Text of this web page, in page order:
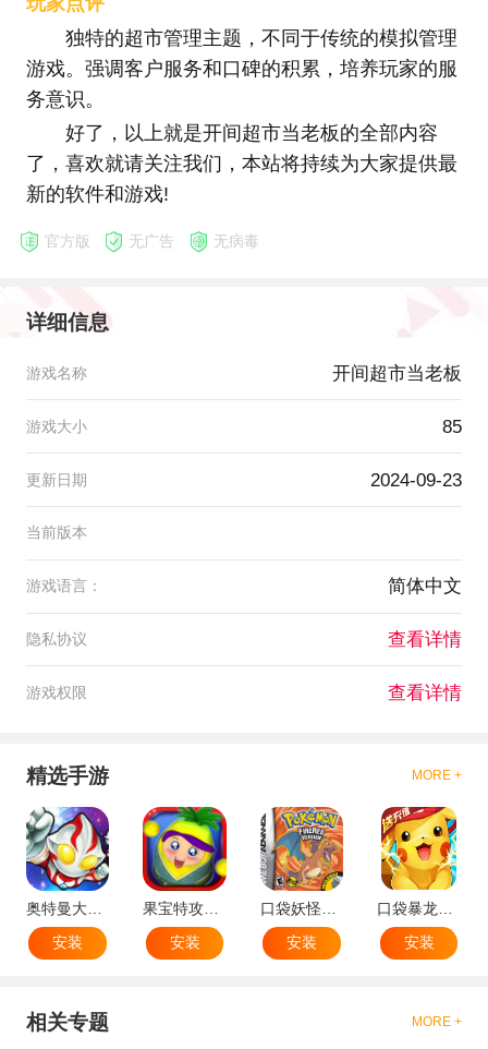
独特的超市管理主题，不同于传统的模拟管理
游戏。强调客户服务和口碑的积累，培养玩家的服
务意识。
好了，以上就是开间超市当老板的全部内容
了，喜欢就请关注我们，本站将持续为大家提供最
新的软件和游戏!
官方版 无广告 无病毒
详细信息
游戏名称 开间超市当老板
游戏大小 85
更新日期 2024-09-23
当前版本
游戏语言： 简体中文
隐私协议 查看详情
游戏权限 查看详情
精选手游 MORE +
奥特曼大战小怪兽
安装
安装
安装
安装
相关专题 MORE +